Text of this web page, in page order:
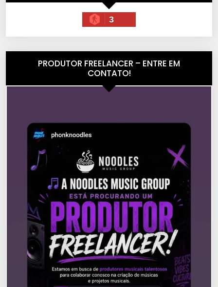
3
PRODUTOR FREELANCER – ENTRE EM
CONTATO!